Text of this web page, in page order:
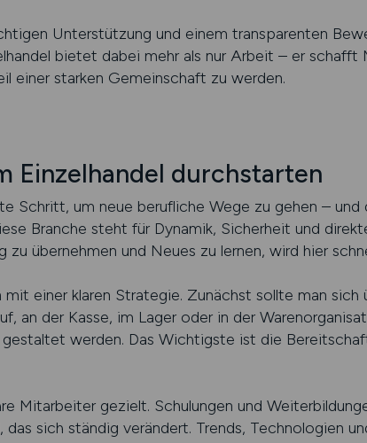
Unterstützung und einem transparenten
bietet dabei mehr als nur Arbeit – er
einer starken Gemeinschaft zu werden.
Einzelhandel durchstarten
Schritt, um neue berufliche Wege zu gehen –
Branche steht für Dynamik, Sicherheit und
zu übernehmen und Neues zu lernen, wird hier
einer klaren Strategie. Zunächst sollte man sich
an der Kasse, im Lager oder in der
werden. Das Wichtigste ist die
Mitarbeiter gezielt. Schulungen und
das sich ständig verändert. Trends, Technologien